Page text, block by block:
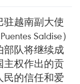
驻越南副大使
Saldise）
部队将继续成
主权作出的贡
民的信任和爱